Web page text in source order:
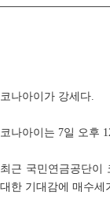
코나아이가 강세다.
코나아이는 7일 오후
최근 국민연금공단이
대한 기대감에 매수세